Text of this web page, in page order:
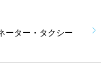
ーター・タクシー